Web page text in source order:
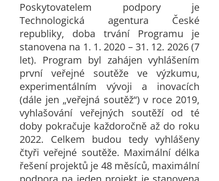
Poskytovatelem podpory je
Technologická agentura České
republiky, doba trvání Programu je
stanovena na 1. 1. 2020 – 31. 12. 2026 (7
let). Program byl zahájen vyhlášením
první veřejné soutěže ve výzkumu,
experimentálním vývoji a inovacích
(dále jen „veřejná soutěž“) v roce 2019,
vyhlašování veřejných soutěží od té
doby pokračuje každoročně až do roku
2022. Celkem budou tedy vyhlášeny
čtyři veřejné soutěže. Maximální délka
řešení projektů je 48 měsíců, maximální